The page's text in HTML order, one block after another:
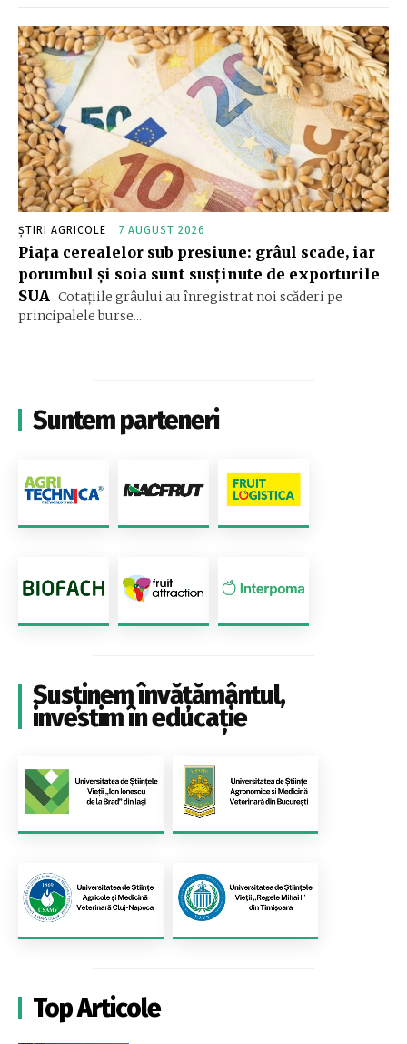
ȘTIRI AGRICOLE 7 AUGUST 2026
Piața cerealelor sub presiune: grâul scade, iar
porumbul și soia sunt susținute de exporturile
SUA Cotațiile grâului au înregistrat noi scăderi pe
principalele burse...
Suntem parteneri
Susținem învățământul,
investim în educație
Top Articole